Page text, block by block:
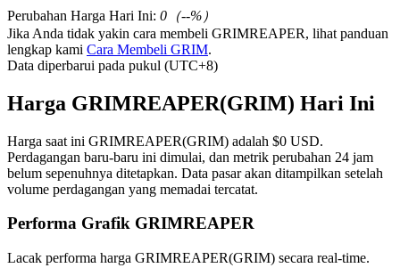
Kontrak berjangka menggunakan USDT sebagai jaminannya
Perubahan Harga Hari Ini: 0 （--%）
Jika Anda tidak yakin cara membeli GRIMREAPER, lihat panduan
lengkap kami Cara Membeli GRIM.
Data diperbarui pada pukul (UTC+8)
Harga GRIMREAPER(GRIM) Hari Ini
Harga saat ini GRIMREAPER(GRIM) adalah $0 USD.
Perdagangan baru-baru ini dimulai, dan metrik perubahan 24 jam
belum sepenuhnya ditetapkan. Data pasar akan ditampilkan setelah
volume perdagangan yang memadai tercatat.
Performa Grafik GRIMREAPER
Lacak performa harga GRIMREAPER(GRIM) secara real-time.